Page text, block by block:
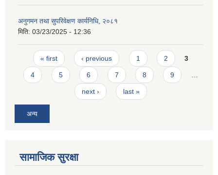
अनुगमन तथा सुपरिवेक्षण कार्यनिधि, २०८१
मिति: 03/23/2025 - 12:36
Pages
« first ‹ previous 1 2 3
4 5 6 7 8 9
next › last »
अन्य
सामाजिक सुरक्षा